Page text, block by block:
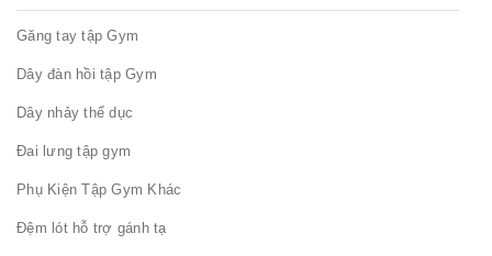
Găng tay tập Gym
Dây đàn hồi tập Gym
Dây nhảy thể dục
Đai lưng tập gym
Phụ Kiện Tập Gym Khác
Đệm lót hỗ trợ gánh tạ